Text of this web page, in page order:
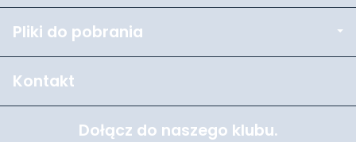
Pliki do pobrania
Kontakt
Dołącz do naszego klubu.